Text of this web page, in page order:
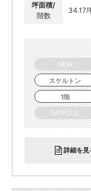
坪面積/
階数
34.17
NEW
スケルトン
1階
50坪以上
詳細を見